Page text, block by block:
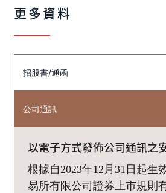
更多資料
招股書/通函
公司通訊
以電子方式發佈公司通訊之
根據自2023年12月31日起生
易所有限公司證券上市規則